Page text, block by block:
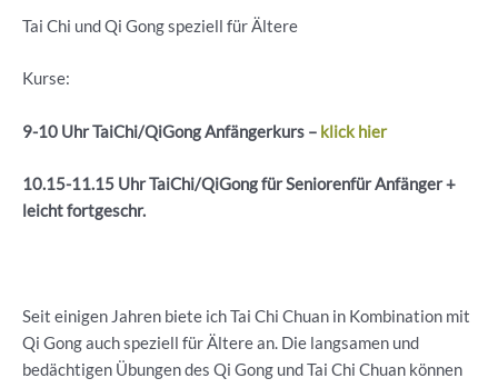
Tai Chi und Qi Gong speziell für Ältere
Kurse:
9-10 UhrTaiChi/QiGongAnfängerkurs – klick hier
10.15-11.15 UhrTaiChi/QiGongfürSeniorenfürAnfänger +
leichtfortgeschr.
Seit einigen Jahren biete ich Tai Chi Chuan in Kombination mit
Qi Gong auch speziell für Ältere an. Die langsamen und
bedächtigen Übungen des Qi Gong und Tai Chi Chuan können